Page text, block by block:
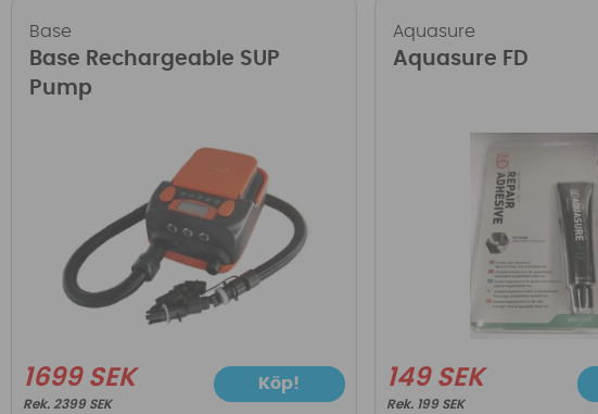
Base
Base Rechargeable SUP
Pump
1699 SEK
2399 SEK
Köp!
Aquasure
Aquasure FD
149 SEK
199 SEK